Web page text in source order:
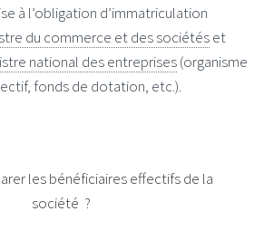
à l’obligation d’immatriculation
du commerce et des sociétéset
national des entreprises(organisme
fonds de dotation, etc.).
les bénéficiaires effectifs de la
société ?